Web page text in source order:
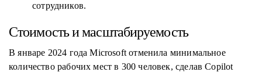
сотрудников.
Стоимость и масштабируемость
В январе 2024 года Microsoft отменила минимальное
количество рабочих мест в 300 человек, сделав Copilot